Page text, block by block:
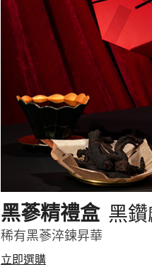
黑蔘精禮盒 黑
稀有黑蔘淬鍊昇華
立即選購